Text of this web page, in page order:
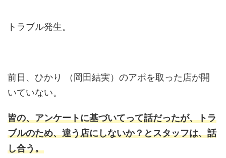
トラブル発生。
前日、ひかり （岡田結実）のアポを取った店が開
いていない。
皆の、アンケートに基づいてって話だったが、トラ
ブルのため、違う店にしないか？とスタッフは、話
し合う。